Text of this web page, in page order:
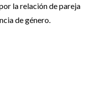
la relación de pareja
de género.